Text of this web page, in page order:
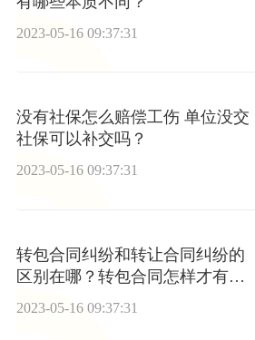
2023-05-16 09:37:31
没有社保怎么赔偿工伤 单位没交
社保可以补交吗？
2023-05-16 09:37:31
转包合同纠纷和转让合同纠纷的
区别在哪？转包合同怎样才有
2023-05-16 09:37:31